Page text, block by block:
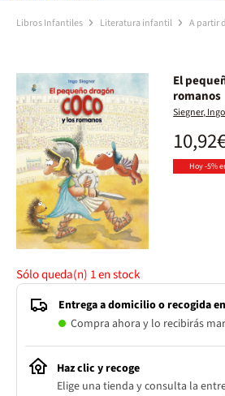
Libros Infantiles Literatura infantil A partir
El
romanos
Siegner, Ingo
Hoy -5%
Sólo queda(n) 1en stock
Entrega a domicilio o recogida
Compra ahora y lo recibirás
Haz clic y recoge
Elige una tienda y consulta la